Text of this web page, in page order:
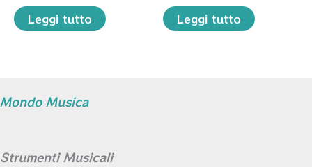
Leggi tutto Leggi tutto
Mondo Musica
Strumenti Musicali